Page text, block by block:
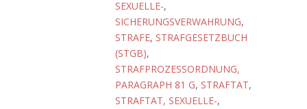
SEXUELLE-,
SICHERUNGSVERWAHRUNG,
STRAFE, STRAFGESETZBUCH
(STGB),
STRAFPROZESSORDNUNG,
PARAGRAPH 81 G, STRAFTAT,
STRAFTAT, SEXUELLE-,